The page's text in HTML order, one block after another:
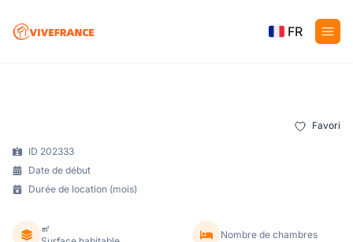
FR
Favori
ID 202333
Date de début
Durée de location (mois)
㎡
Nombre de chambres